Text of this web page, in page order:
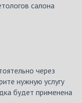
салона
через
нужную услугу
будет применена